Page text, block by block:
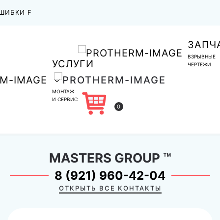
F
УСЛУГИ
МОНТАЖ
И СЕРВИС
ВЗРЫВНЫЕ
ЧЕРТЕЖИ
0
MASTERS GROUP ™
8 (921) 960-42-04
ОТКРЫТЬ ВСЕ КОНТАКТЫ